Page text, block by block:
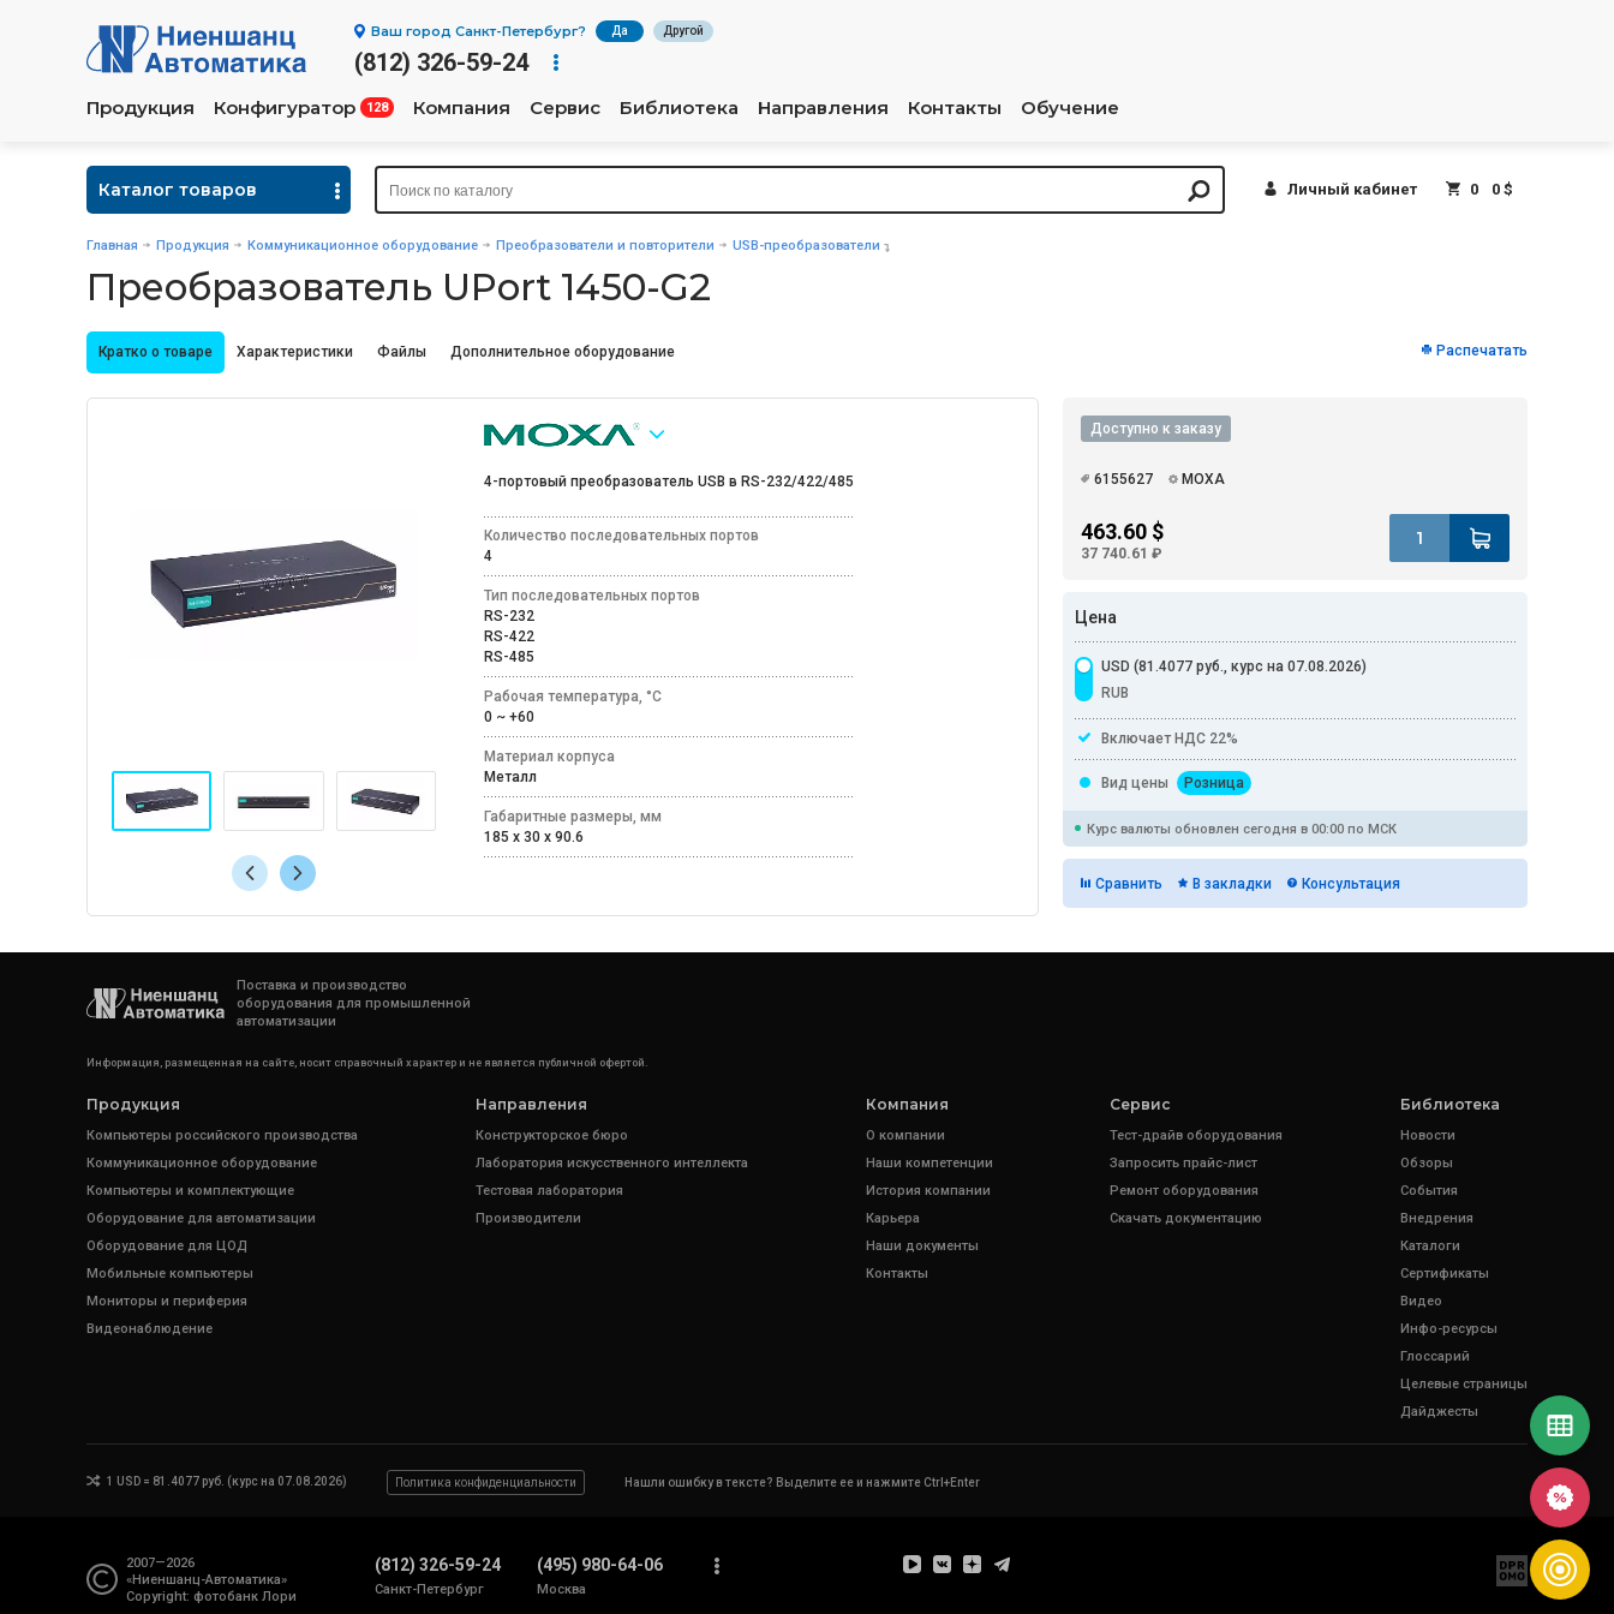
Ваш город Санкт-Петербург? Да Другой
(812) 326-59-24
Продукция Конфигуратор 128 Компания Сервис Библиотека Направления Контакты Обучение
Каталог товаров Личный кабинет 0 0 $
Главная Продукция Коммуникационное оборудование Преобразователи и повторители USB-преобразователи
Преобразователь UPort 1450-G2
Кратко о товаре Характеристики Файлы Дополнительное оборудование Распечатать
Доступно к заказу
6155627 MOXA
463.60 $
37 740.61 ₽
Цена
USD (81.4077 руб., курс на 07.08.2026)
RUB
Включает НДС 22%
Вид цены Розница
Курс валюты обновлен сегодня в 00:00 по МСК
Сравнить В закладки Консультация
4-портовый преобразователь USB в RS-232/422/485
Количество последовательных портов
4
Тип последовательных портов
RS-232
RS-422
RS-485
Рабочая температура, °C
0 ~ +60
Материал корпуса
Металл
Габаритные размеры, мм
185 x 30 x 90.6
Поставка и производство
оборудования для промышленной
автоматизации
Информация, размещенная на сайте, носит справочный характер и не является публичной офертой.
Продукция
Компьютеры российского производства
Коммуникационное оборудование
Компьютеры и комплектующие
Оборудование для автоматизации
Оборудование для ЦОД
Мобильные компьютеры
Мониторы и периферия
Видеонаблюдение
Направления
Конструкторское бюро
Лаборатория искусственного интеллекта
Тестовая лаборатория
Производители
Компания
О компании
Наши компетенции
История компании
Карьера
Наши документы
Контакты
Сервис
Тест-драйв оборудования
Запросить прайс-лист
Ремонт оборудования
Скачать документацию
Библиотека
Новости
Обзоры
События
Внедрения
Каталоги
Сертификаты
Видео
Инфо-ресурсы
Глоссарий
Целевые страницы
Дайджесты
1 USD = 81.4077 руб. (курс на 07.08.2026) Политика конфиденциальности Нашли ошибку в тексте? Выделите ее и нажмите Ctrl+Enter
2007—2026
«Ниеншанц-Автоматика»
Copyright: фотобанк Лори
(812) 326-59-24
Санкт-Петербург
(495) 980-64-06
Москва